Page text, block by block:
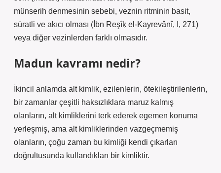
münserih denmesinin sebebi, veznin ritminin basit,
süratli ve akıcı olması (İbn Reşîḳ el-Kayrevânî, I, 271)
veya diğer vezinlerden farklı olmasıdır.
Madun kavramı nedir?
İkincil anlamda alt kimlik, ezilenlerin, ötekileştirilenlerin,
bir zamanlar çeşitli haksızlıklara maruz kalmış
olanların, alt kimliklerini terk ederek egemen konuma
yerleşmiş, ama alt kimliklerinden vazgeçmemiş
olanların, çoğu zaman bu kimliği kendi çıkarları
doğrultusunda kullandıkları bir kimliktir.